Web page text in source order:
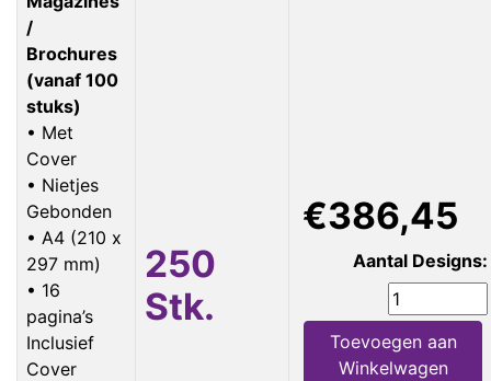
/
Brochures
(vanaf 100
stuks)
• Met
Cover
• Nietjes
Gebonden
• A4 (210 x
297 mm)
• 16
pagina’s
Inclusief
Cover
250
Stk.
€386,45
Aantal Designs:
Toevoegen aan
Winkelwagen